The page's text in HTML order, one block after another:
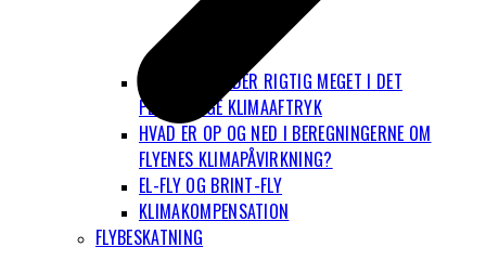
FLYVNING FYLDER RIGTIG MEGET I DET
PERSONLIGE KLIMAAFTRYK
HVAD ER OP OG NED I BEREGNINGERNE OM
FLYENES KLIMAPÅVIRKNING?
EL-FLY OG BRINT-FLY
KLIMAKOMPENSATION
FLYBESKATNING